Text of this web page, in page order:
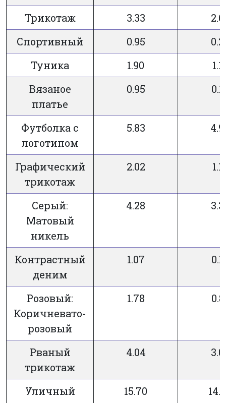
Трикотаж 3.33
Спортивный
0.95
Туника
1.90
Вязаное
платье
0.95
Футболка с
логотипом
5.83
Графический
трикотаж
2.02
Серый:
Матовый
никель
4.28
Контрастный
деним
1.07
Розовый:
Коричневато-
розовый
1.78
Рваный
трикотаж
4.04
Уличный
15.70